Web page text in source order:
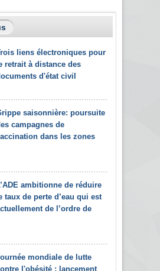
liens électroniques pour
retrait à distance des
d'état civil
saisonnière: poursuite
campagnes de
dans les zones
ambitionne de réduire
taux de perte d’eau qui est
de l’ordre de
mondiale de lutte
l'obésité : lancement